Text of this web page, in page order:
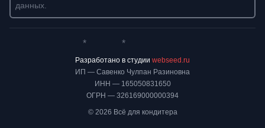
данных.
ИП — Савенко Чулпан Разиновна
ИНН — 165050831650
ОГРН — 326169000000394
© 2026 Всё для кондитера
* *
Разработано в студии webseed.ru